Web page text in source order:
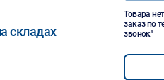
складах
Товара
заказ по
звонок"